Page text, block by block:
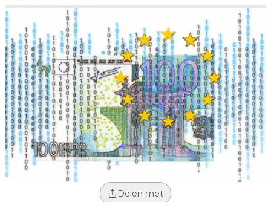
Delen met